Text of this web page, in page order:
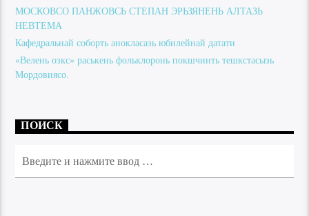
МОСКОВСО ПАНЖОВСЬ СТЕПАН ЭРЬЗЯНЕНЬ АЛТАЗЬ
НЕВТЕМА
Кафедральнай соборть анокласазь юбилейнай датати
«Велень озкс» раськень фольклоронь покшчинть тешкстасызь
Мордовиясо.
ПОИСК